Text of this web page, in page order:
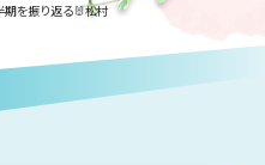
期を振り返る🐰松村